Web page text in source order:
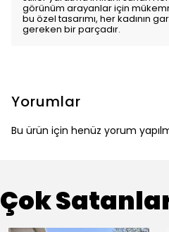
görünüm arayanlar için
bu özel tasarımı, her kadının
gereken bir parçadır.
Yorumlar
Bu ürün için henüz yorum
Çok